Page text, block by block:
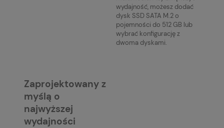
wydajność, możesz dodać
dysk SSD SATA M.2 o
pojemności do 512 GB lub
wybrać konfigurację z
dwoma dyskami.
Zaprojektowany z
myślą o
najwyższej
wydajności